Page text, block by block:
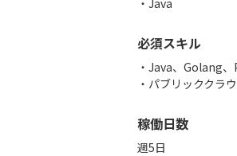
Java
必須スキル
・Java、Golang
稼働日数
週5日